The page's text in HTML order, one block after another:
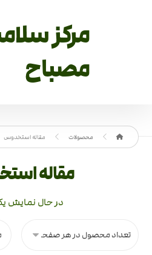
مرکز
مصباح
محصولات مقاله استخدوس
مقاله
در حال نمایش